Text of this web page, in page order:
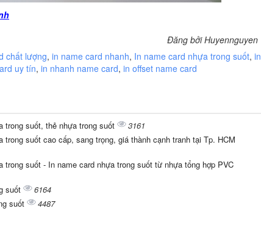
Đăng bởi Huyennguyen
chất lượng, in name card nhanh, In name card nhựa trong suốt, in
uy tín, in nhanh name card, in offset name card
trong suốt, thẻ nhựa trong suốt
3161
trong suốt cao cấp, sang trọng, giá thành cạnh tranh tại Tp. HCM
trong suốt - In name card nhựa trong suốt từ nhựa tổng hợp PVC
suốt
6164
suốt 4487